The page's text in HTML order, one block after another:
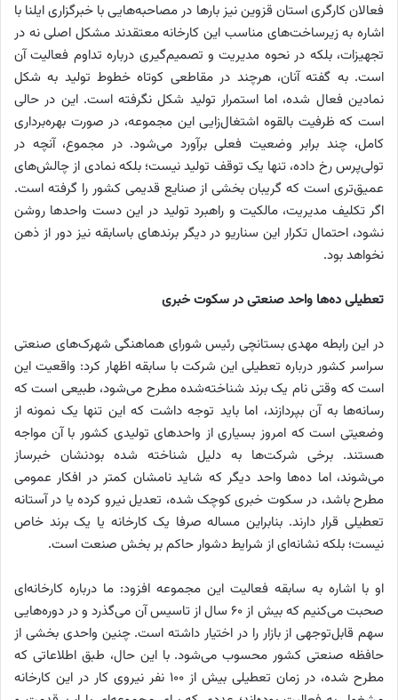
فعالان کارگری استان قزوین نیز بارها در مصاحبه‌هایی با خبرگزاری ایلنا با
اشاره به زیرساخت‌های مناسب این کارخانه معتقدند مشکل اصلی نه در
تجهیزات، بلکه در نحوه مدیریت و تصمیم‌گیری درباره تداوم فعالیت آن
است. به گفته آنان، هرچند در مقاطعی کوتاه خطوط تولید به شکل
نمادین فعال شده، اما استمرار تولید شکل نگرفته است. این در حالی
است که ظرفیت بالقوه اشتغال‌زایی این مجموعه، در صورت بهره‌برداری
کامل، چند برابر وضعیت فعلی برآورد می‌شود. در مجموع، آنچه در
تولی‌پرس رخ داده، تنها یک توقف تولید نیست؛ بلکه نمادی از چالش‌های
عمیق‌تری است که گریبان بخشی از صنایع قدیمی کشور را گرفته است.
اگر تکلیف مدیریت، مالکیت و راهبرد تولید در این دست واحدها روشن
نشود، احتمال تکرار این سناریو در دیگر برندهای باسابقه نیز دور از ذهن
نخواهد بود.
تعطیلی ده‌ها واحد صنعتی در سکوت خبری
در این رابطه مهدی بستانچی رئیس شورای هماهنگی شهرک‌های صنعتی
سراسر کشور درباره تعطیلی این شرکت با سابقه اظهار کرد: واقعیت این
است که وقتی نام یک برند شناخته‌شده مطرح می‌شود، طبیعی است که
رسانه‌ها به آن بپردازند، اما باید توجه داشت که این تنها یک نمونه از
وضعیتی است که امروز بسیاری از واحدهای تولیدی کشور با آن مواجه‌
هستند. برخی شرکت‌ها به دلیل شناخته ‌شده بودنشان خبرساز
می‌شوند، اما ده‌ها واحد دیگر که شاید نامشان کمتر در افکار عمومی
مطرح باشد، در سکوت خبری کوچک شده، تعدیل نیرو کرده یا در آستانه
تعطیلی قرار دارند. بنابراین مساله صرفا یک کارخانه یا یک برند خاص
نیست؛ بلکه نشانه‌ای از شرایط دشوار حاکم بر بخش صنعت است.
او با اشاره به سابقه فعالیت این مجموعه افزود: ما درباره کارخانه‌ای
صحبت می‌کنیم که بیش از ۶۰ سال از تاسیس آن می‌گذرد و در دوره‌هایی
سهم قابل‌توجهی از بازار را در اختیار داشته است. چنین واحدی بخشی از
حافظه صنعتی کشور محسوب می‌شود. با این حال، طبق اطلاعاتی که
مطرح شده، در زمان تعطیلی بیش از ۱۰۰ نفر نیروی کار در این کارخانه